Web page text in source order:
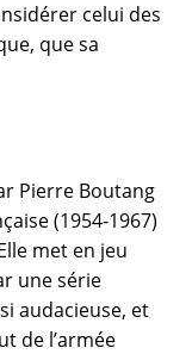
celui des
que sa
Pierre Boutang
(1954-1967)
met en jeu
une série
audacieuse, et
de l’armée